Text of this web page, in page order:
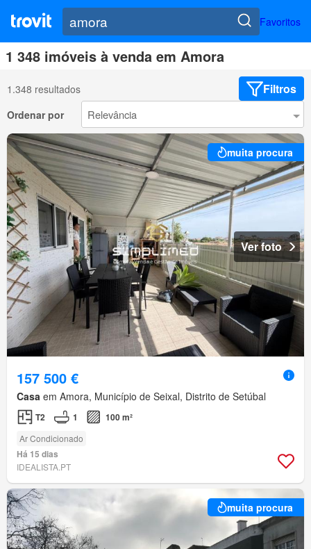
Favoritos
1 348 imóveis à venda em Amora
1.348 resultados Filtros
Ordenar por
muita procura
Ver foto
157 500 €
Casa em Amora, Município de Seixal, Distrito de Setúbal
T2 1 100 m²
Ar Condicionado
Há 15 dias
IDEALISTA.PT
muita procura